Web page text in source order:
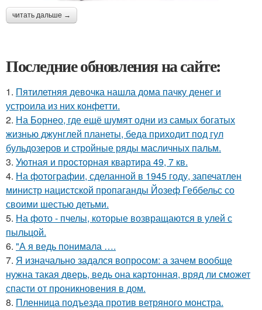
читать дальше →
Последние обновления на сайте:
1. Пятилетняя девочка нашла дома пачку денег и
устроила из них конфетти.
2. На Борнео, где ещё шумят одни из самых богатых
жизнью джунглей планеты, беда приходит под гул
бульдозеров и стройные ряды масличных пальм.
3. Уютная и просторная квартира 49, 7 кв.
4. На фотографии, сделанной в 1945 году, запечатлен
министр нацистской пропаганды Йозеф Геббельс со
своими шестью детьми.
5. На фото - пчелы, которые возвращаются в улей с
пыльцой.
6. "А я ведь понимала ….
7. Я изначально задался вопросом: а зачем вообще
нужна такая дверь, ведь она картонная, вряд ли сможет
спасти от проникновения в дом.
8. Пленница подъезда против ветряного монстра.